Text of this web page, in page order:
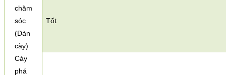
chăm
sóc
(Dàn
cày)
Tốt
Cày
phá